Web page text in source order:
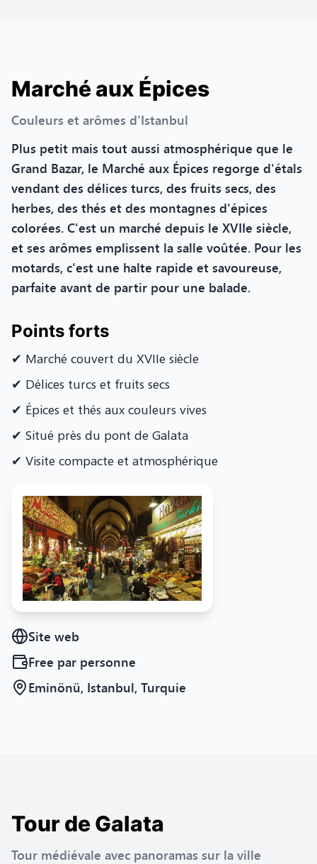
Marché aux Épices
Couleurs et arômes d'Istanbul
Plus petit mais tout aussi atmosphérique que le
Grand Bazar, le Marché aux Épices regorge d'étals
vendant des délices turcs, des fruits secs, des
herbes, des thés et des montagnes d'épices
colorées. C'est un marché depuis le XVIIe siècle,
et ses arômes emplissent la salle voûtée. Pour les
motards, c'est une halte rapide et savoureuse,
parfaite avant de partir pour une balade.
Points forts
✔ Marché couvert du XVIIe siècle
✔ Délices turcs et fruits secs
✔ Épices et thés aux couleurs vives
✔ Situé près du pont de Galata
✔ Visite compacte et atmosphérique
Site web
Free par personne
Eminönü, Istanbul, Turquie
Tour de Galata
Tour médiévale avec panoramas sur la ville